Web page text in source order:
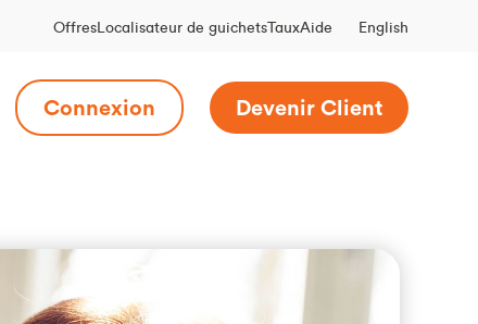
OffresLocalisateur de guichetsTauxAide English
Connexion Devenir Client